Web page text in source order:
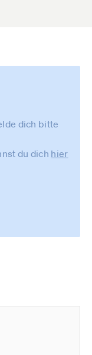
dich bitte
du dich hier